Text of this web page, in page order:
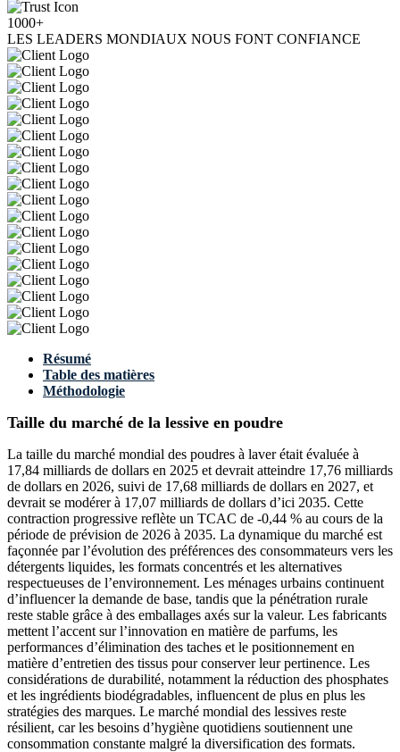
1000+
LES LEADERS MONDIAUX NOUS FONT CONFIANCE
Résumé
Table des matières
Méthodologie
Taille du marché de la lessive en poudre
La taille du marché mondial des poudres à laver était évaluée à
17,84 milliards de dollars en 2025 et devrait atteindre 17,76 milliards
de dollars en 2026, suivi de 17,68 milliards de dollars en 2027, et
devrait se modérer à 17,07 milliards de dollars d’ici 2035. Cette
contraction progressive reflète un TCAC de -0,44 % au cours de la
période de prévision de 2026 à 2035. La dynamique du marché est
façonnée par l’évolution des préférences des consommateurs vers les
détergents liquides, les formats concentrés et les alternatives
respectueuses de l’environnement. Les ménages urbains continuent
d’influencer la demande de base, tandis que la pénétration rurale
reste stable grâce à des emballages axés sur la valeur. Les fabricants
mettent l’accent sur l’innovation en matière de parfums, les
performances d’élimination des taches et le positionnement en
matière d’entretien des tissus pour conserver leur pertinence. Les
considérations de durabilité, notamment la réduction des phosphates
et les ingrédients biodégradables, influencent de plus en plus les
stratégies des marques. Le marché mondial des lessives reste
résilient, car les besoins d’hygiène quotidiens soutiennent une
consommation constante malgré la diversification des formats.